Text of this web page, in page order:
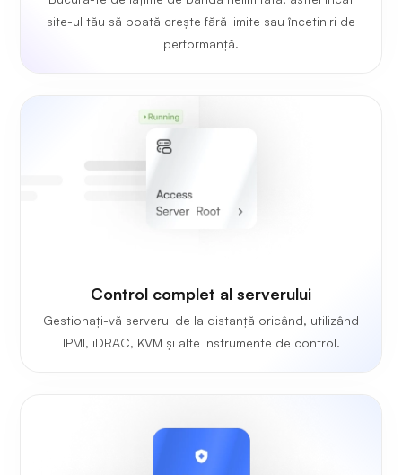
site-ul tău să poată crește fără limite sau încetiniri de
performanță.
Control complet al serverului
Gestionați-vă serverul de la distanță oricând, utilizând
IPMI, iDRAC, KVM și alte instrumente de control.